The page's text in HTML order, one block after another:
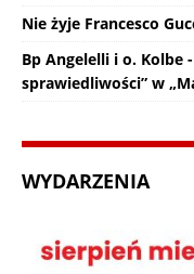
Nie żyje Francesco
Bp Angelelli i o. Kolbe
sprawiedliwości” w
WYDARZENIA